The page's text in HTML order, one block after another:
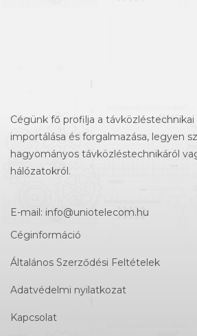
Cégünk fő profilja a
importálása és forgalmazása, legyen
hagyományos távközléstechnikáról
hálózatokról.
E-mail: info@uniotelecom.hu
Céginformáció
Általános Szerződési Feltételek
Adatvédelmi nyilatkozat
Kapcsolat